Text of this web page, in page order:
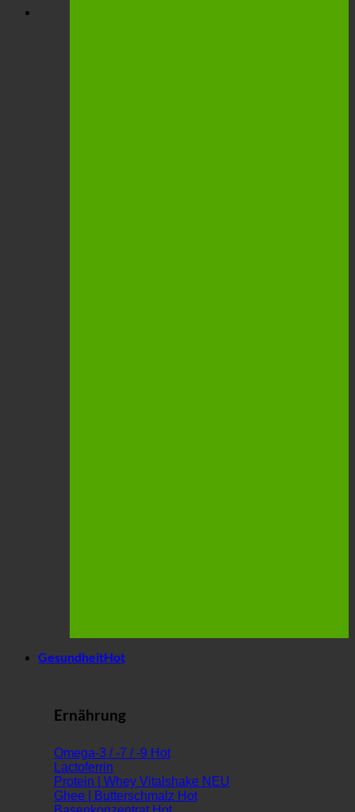
Gesundheit
Ernährung
Omega-3 / -7 / -9
Lactoferrin
Protein | Whey Vitalshake
Ghee | Butterschmalz